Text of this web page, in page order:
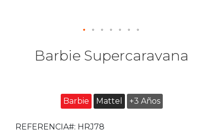
Barbie Supercaravana
Barbie Mattel +3 Años
REFERENCIA#: HRJ78